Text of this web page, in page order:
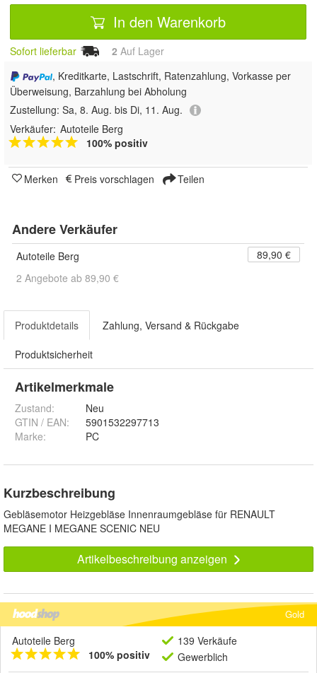
In den Warenkorb
Sofort lieferbar 2 Auf Lager
, Kreditkarte, Lastschrift, Ratenzahlung, Vorkasse per
Überweisung, Barzahlung bei Abholung
Zustellung: Sa, 8. Aug. bis Di, 11. Aug.
Verkäufer: Autoteile Berg
100% positiv
Merken Preis vorschlagen Teilen
Andere Verkäufer
Autoteile Berg
89,90 €
2 Angebote ab 89,90 €
Produktdetails Zahlung, Versand & Rückgabe
Produktsicherheit
Artikelmerkmale
Zustand:
Neu
GTIN / EAN:
5901532297713
Marke:
PC
Kurzbeschreibung
Gebläsemotor Heizgebläse Innenraumgebläse für RENAULT
MEGANE I MEGANE SCENIC NEU
Artikelbeschreibung anzeigen
Gold
Autoteile Berg
100% positiv
139 Verkäufe
Gewerblich